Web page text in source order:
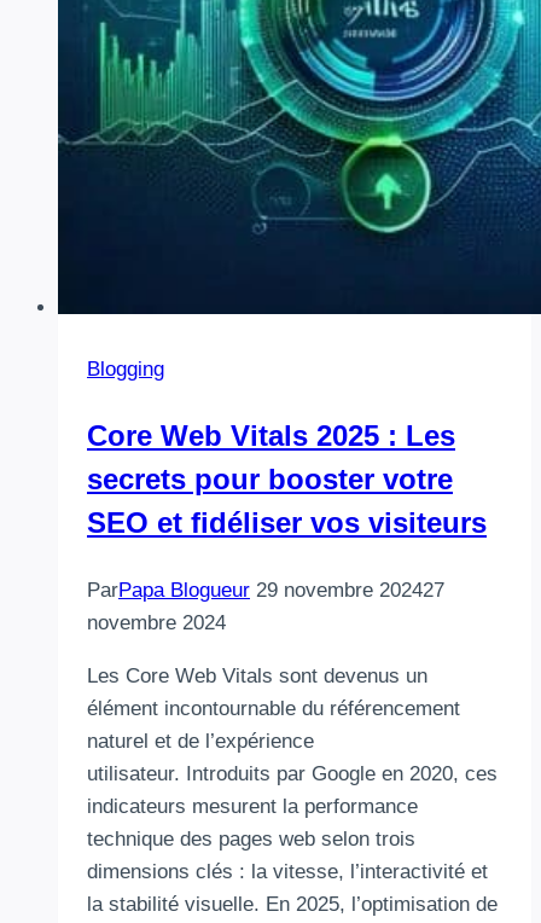
Blogging
Core Web Vitals 2025 : Les
secrets pour booster votre
SEO et fidéliser vos visiteurs
ParPapa Blogueur 29 novembre 202427
novembre 2024
Les Core Web Vitals sont devenus un
élément incontournable du référencement
naturel et de l’expérience
utilisateur. Introduits par Google en 2020, ces
indicateurs mesurent la performance
technique des pages web selon trois
dimensions clés : la vitesse, l’interactivité et
la stabilité visuelle. En 2025, l’optimisation de